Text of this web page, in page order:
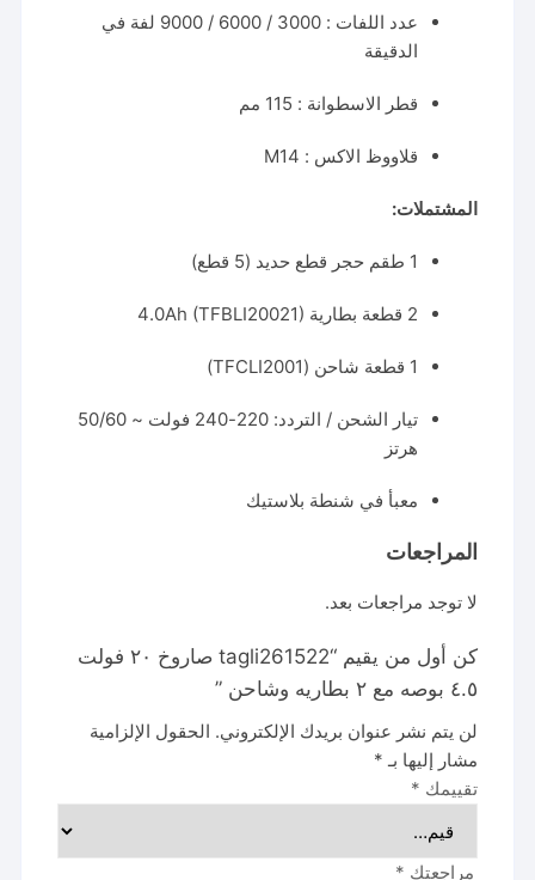
عدد اللفات : 3000 / 6000 / 9000 لفة في
الدقيقة
قطر الاسطوانة : 115 مم
قلاووظ الاكس : M14
المشتملات:
1 طقم حجر قطع حديد (5 قطع)
2 قطعة بطارية 4.0Ah (TFBLI20021)
1 قطعة شاحن (TFCLI2001)
تيار الشحن / التردد: 220-240 فولت ~ 50/60
هرتز
معبأ في شنطة بلاستيك
المراجعات
لا توجد مراجعات بعد.
كن أول من يقيم “tagli261522 صاروخ ٢٠ فولت
٤.٥ بوصه مع ٢ بطاريه وشاحن ”
لن يتم نشر عنوان بريدك الإلكتروني. الحقول الإلزامية
مشار إليها بـ *
تقييمك *
مراجعتك *